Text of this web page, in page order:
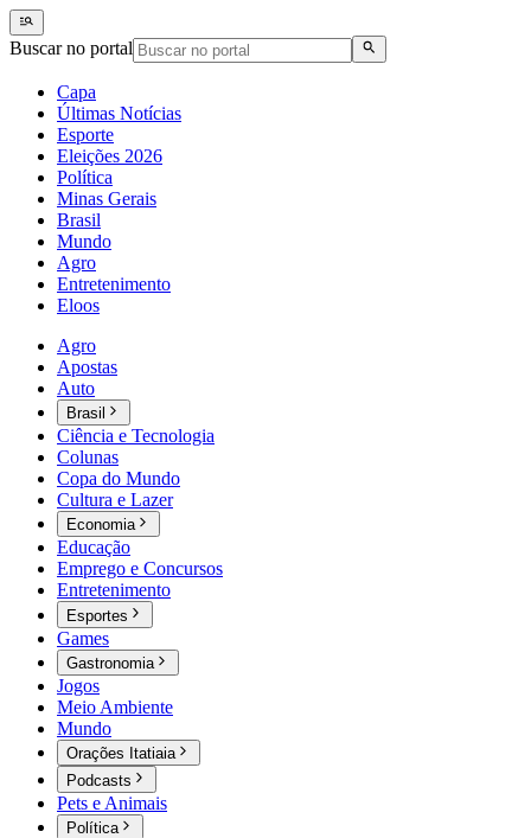
Buscar no portal
Capa
Últimas Notícias
Esporte
Eleições 2026
Política
Minas Gerais
Brasil
Mundo
Agro
Entretenimento
Eloos
Agro
Apostas
Auto
Brasil
Ciência e Tecnologia
Colunas
Copa do Mundo
Cultura e Lazer
Economia
Educação
Emprego e Concursos
Entretenimento
Esportes
Games
Gastronomia
Jogos
Meio Ambiente
Mundo
Orações Itatiaia
Podcasts
Pets e Animais
Política